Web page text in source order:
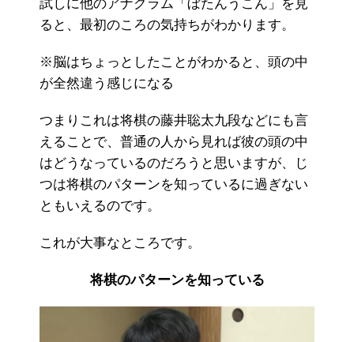
試しに他のアナグラム「ぼたんうこん」を見
ると、最初のころの気持ちがわかります。
※脳はちょっとしたことがわかると、頭の中
が全然違う感じになる
つまりこれは将棋の藤井聡太九段などにも言
えることで、普通の人から見れば彼の頭の中
はどうなっているのだろうと思いますが、じ
つは将棋のパターンを知っているに過ぎない
ともいえるのです。
これが大事なところです。
将棋のパターンを知っている